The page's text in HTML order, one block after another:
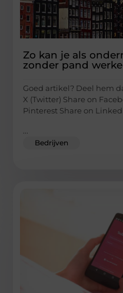
Zo kan je als
zonder pand
Goed artikel? Deel hem
X (Twitter) Share on
Pinterest Share on
Bedrijven